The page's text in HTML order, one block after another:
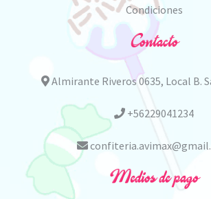
Condiciones
Contacto
Almirante Riveros 0635, Local B.
+56229041234
Medios de pago